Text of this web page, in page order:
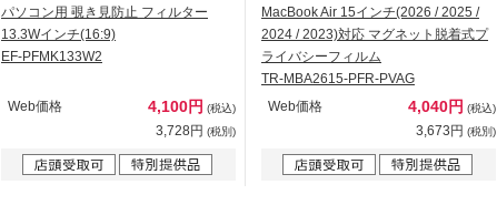
パソコン用 覗き見防止 フィルター
13.3Wインチ(16:9)
EF-PFMK133W2
Web価格 4,100円 (税込)
3,728円 (税別)
MacBook Air 15インチ(2026 / 2025 /
2024 / 2023)対応 マグネット脱着式プ
ライバシーフィルム
TR-MBA2615-PFR-PVAG
Web価格
4,040円 (税込)
3,673円 (税別)